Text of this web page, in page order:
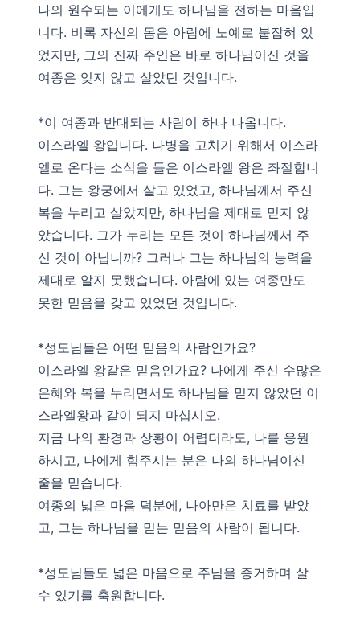
나의 원수되는 이에게도 하나님을 전하는 마음입
니다. 비록 자신의 몸은 아람에 노예로 붙잡혀 있
었지만, 그의 진짜 주인은 바로 하나님이신 것을
여종은 잊지 않고 살았던 것입니다.
*이 여종과 반대되는 사람이 하나 나옵니다.
이스라엘 왕입니다. 나병을 고치기 위해서 이스라
엘로 온다는 소식을 들은 이스라엘 왕은 좌절합니
다. 그는 왕궁에서 살고 있었고, 하나님께서 주신
복을 누리고 살았지만, 하나님을 제대로 믿지 않
았습니다. 그가 누리는 모든 것이 하나님께서 주
신 것이 아닙니까? 그러나 그는 하나님의 능력을
제대로 알지 못했습니다. 아람에 있는 여종만도
못한 믿음을 갖고 있었던 것입니다.
*성도님들은 어떤 믿음의 사람인가요?
이스라엘 왕같은 믿음인가요? 나에게 주신 수많은
은혜와 복을 누리면서도 하나님을 믿지 않았던 이
스라엘왕과 같이 되지 마십시오.
지금 나의 환경과 상황이 어렵더라도, 나를 응원
하시고, 나에게 힘주시는 분은 나의 하나님이신
줄을 믿습니다.
여종의 넓은 마음 덕분에, 나아만은 치료를 받았
고, 그는 하나님을 믿는 믿음의 사람이 됩니다.
*성도님들도 넓은 마음으로 주님을 증거하며 살
수 있기를 축원합니다.